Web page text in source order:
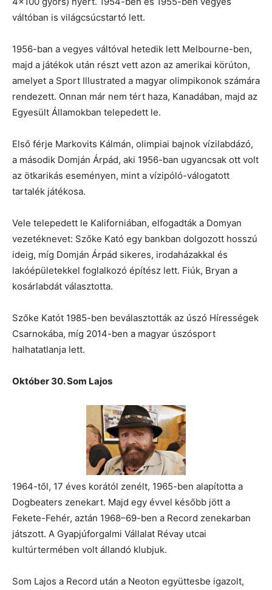
váltóban is világcsúcstartó lett.
1956-ban a vegyes váltóval hetedik lett Melbourne-ben,
majd a játékok után részt vett azon az amerikai körúton,
amelyet a Sport Illustrated a magyar olimpikonok számára
rendezett. Onnan már nem tért haza, Kanadában, majd az
Egyesült Államokban telepedett le.
Első férje Markovits Kálmán, olimpiai bajnok vízilabdázó,
a második Domján Árpád, aki 1956-ban ugyancsak ott volt
az ötkarikás eseményen, mint a vízipóló-válogatott
tartalék játékosa.
Vele telepedett le Kaliforniában, elfogadták a Domyan
vezetéknevet: Szőke Kató egy bankban dolgozott hosszú
ideig, míg Domján Árpád sikeres, irodaházakkal és
lakóépületekkel foglalkozó építész lett. Fiúk, Bryan a
kosárlabdát választotta.
Szőke Katót 1985-ben beválasztották az úszó Hírességek
Csarnokába, míg 2014-ben a magyar úszósport
halhatatlanja lett.
Október 30. Som Lajos
1964-től, 17 éves korától zenélt, 1965-ben alapította a
Dogbeaters zenekart. Majd egy évvel később jött a
Fekete-Fehér, aztán 1968–69-ben a Record zenekarban
játszott. A Gyapjúforgalmi Vállalat Révay utcai
kultúrtermében volt állandó klubjuk.
Som Lajos a Record után a Neoton együttesbe igazolt,